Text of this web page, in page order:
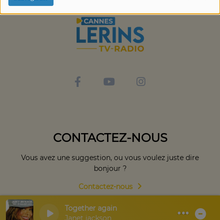
Together again
Janet jackson
CONTACTEZ-NOUS
Vous avez une suggestion, ou vous voulez juste dire
bonjour ?
Contactez-nous